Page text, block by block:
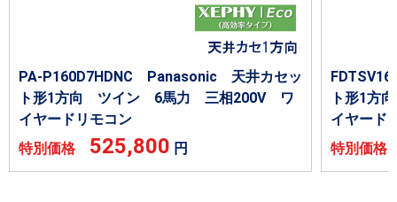
PA-P160D7HDNC Panasonic 天井カセッ
ト形1方向 ツイン 6馬力 三相200V ワ
イヤードリモコン
特別価格 525,800 円
ト形1
イヤード
特別価